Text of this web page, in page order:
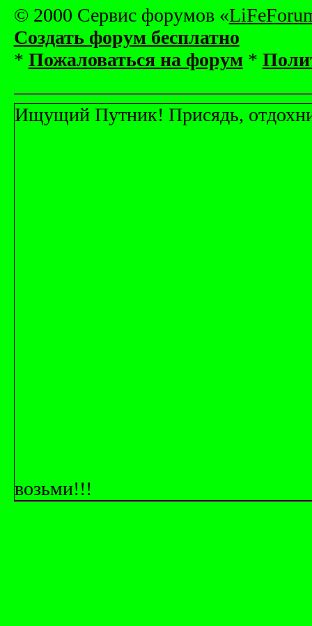
© 2000 Сервис форумов «
Создать форум бесплатно
* Пожаловаться на форум*
Ищущий Путник! Присядь,
возьми!!!